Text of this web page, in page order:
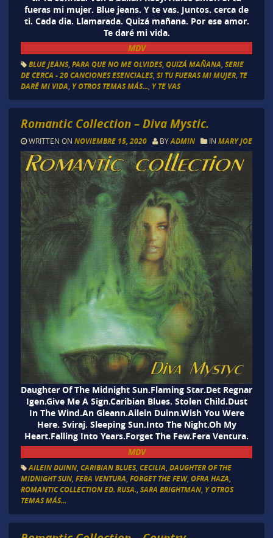
fueras mi mujer. Blue jeans. Y te vas. Juntos. cerca de
ti. Cada dia. Llamarada. Quizá mañana. Por ese amor.
Te daré mi vida.
MDV
BLUE JEANS, PARA QUE NO ME OLVIDES, QUIZÁ MAÑANA SERIE
DE CERCA - 20 CANCIONES ESENCIALES, SI TU FUERAS MI MUJER, TE
DARÉ MI VIDA Y OTROS TEMAS MÁS... Y TE VAS
Romantic Collection – Diva Mystic.
WRITTEN ON NOVIEMBRE 15, 2020 BYADMIN IN MARY JOE
Daughter Of The Midnight Sun.Flaming Star.Det Regnar
Igen.Give Me A Sign.Caribian Blues. Stolen Child.Dust
In The Wind.An Gleann.Ailein Duinn.Wish You Were
Here. Sviraj. Sleeping Sun.Into The Night.Oh My
Heart.Falling Into Years.Forget The Few.Fera Ventura.
MDV
AILEIN DUINN, CARIBIAN BLUES, CECILIA, DAUGHTER OF THE
MIDNIGHT SUN, FERA VENTURA, FORGET THE FEW, OFRA HAZA,
ROMANTIC COLLECTION ED. RUSA., SARA BRIGHTMAN, Y OTROS
TEMAS MÁS...